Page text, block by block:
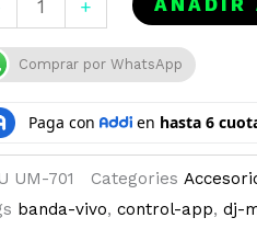
+
Comprar por WhatsApp
UM-701 Categories
banda-vivo, control-app, dj-